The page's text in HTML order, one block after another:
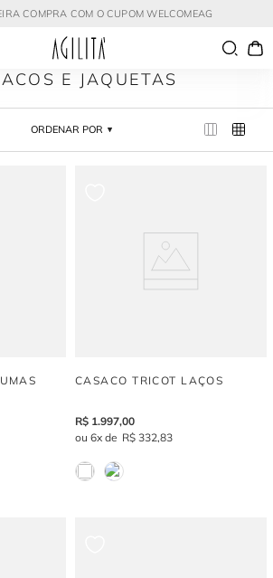
COMPRA COM O CUPOM WELCOMEAG
E JAQUETAS
ORDENAR POR
CASACO TRICOT LAÇOS
R$ 1.997,00
6
R$ 332,83